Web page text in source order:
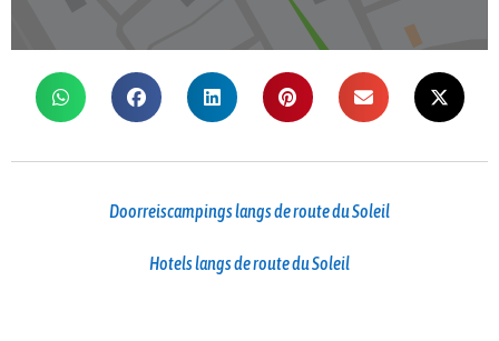
Doorreiscampings langs de route du Soleil
Hotels langs de route du Soleil